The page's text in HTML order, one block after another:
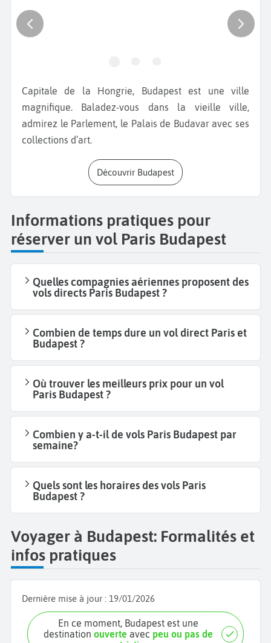
Capitale de la Hongrie, Budapest est une ville
magnifique. Baladez-vous dans la vieille ville,
admirez le Parlement, le Palais de Budavar avec ses
collections d’art.
Découvrir Budapest
Informations pratiques pour
réserver un vol Paris Budapest
Quelles compagnies aériennes proposent des
vols directs Paris Budapest ?
Combien de temps dure un vol direct Paris et
Budapest ?
Où trouver les meilleurs prix pour un vol
Paris Budapest ?
Combien y a-t-il de vols Paris Budapest par
semaine?
Quels sont les horaires des vols Paris
Budapest ?
Voyager à Budapest: Formalités et
infos pratiques
Dernière mise à jour : 19/01/2026
En ce moment, Budapest est une
destinationouverte avec peu ou pas de